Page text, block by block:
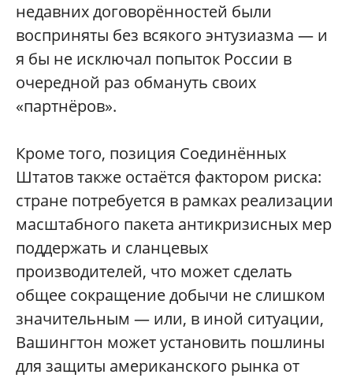
недавних договорённостей были
восприняты без всякого энтузиазма — и
я бы не исключал попыток России в
очередной раз обмануть своих
«партнёров».
Кроме того, позиция Соединённых
Штатов также остаётся фактором риска:
стране потребуется в рамках реализации
масштабного пакета антикризисных мер
поддержать и сланцевых
производителей, что может сделать
общее сокращение добычи не слишком
значительным — или, в иной ситуации,
Вашингтон может установить пошлины
для защиты американского рынка от